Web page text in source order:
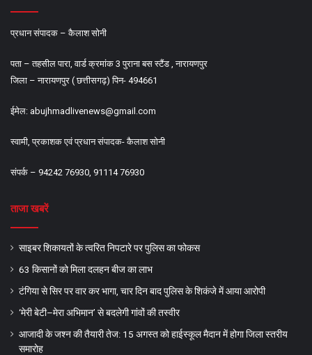
प्रधान संपादक – कैलाश सोनी
पता – तहसील पारा, वार्ड क्रमांक 3 पुराना बस स्टैंड , नारायणपुर
जिला – नारायणपुर ( छत्तीसगढ़) पिन- 494661
ईमेल: abujhmadlivenews@gmail.com
स्वामी, प्रकाशक एवं प्रधान संपादक- कैलाश सोनी
संपर्क – 94242 76930, 91114 76930
ताजा खबरें
साइबर शिकायतों के त्वरित निपटारे पर पुलिस का फोकस
63 किसानों को मिला दलहन बीज का लाभ
टंगिया से सिर पर वार कर भागा, चार दिन बाद पुलिस के शिकंजे में आया आरोपी
‘मेरी बेटी–मेरा अभिमान’ से बदलेगी गांवों की तस्वीर
आजादी के जश्न की तैयारी तेज: 15 अगस्त को हाईस्कूल मैदान में होगा जिला स्तरीय
समारोह